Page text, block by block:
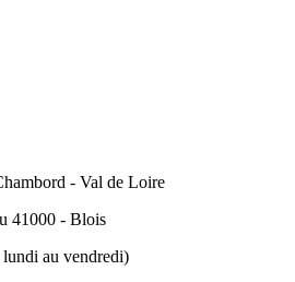
- Val de Loire
41000 - Blois
au vendredi)